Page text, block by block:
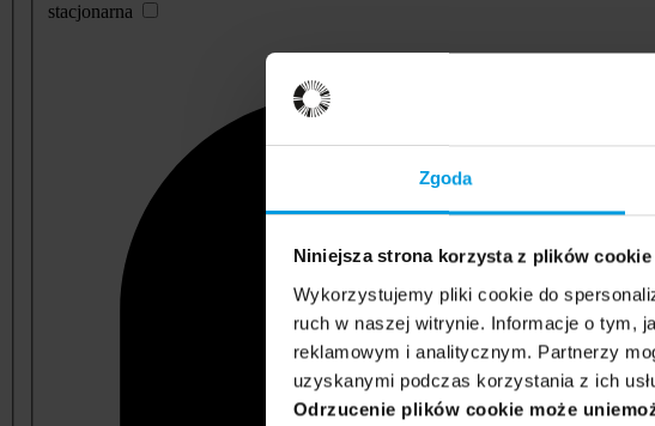
Zgoda
Niniejsza strona korzysta z plików cookie
Wykorzystujemy pliki cookie do
ruch w naszej witrynie. Informacje o tym,
reklamowym i analitycznym. Partnerzy
uzyskanymi podczas korzystania z ich
Odrzucenie plików cookie może
stacjonarna